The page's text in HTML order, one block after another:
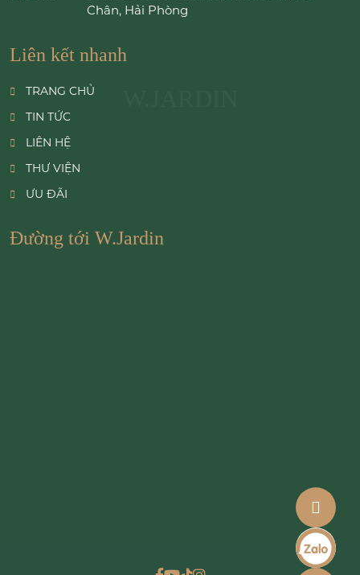
Chân, Hải Phòng
Liên kết nhanh
TRANG CHỦ
TIN TỨC
LIÊN HỆ
THƯ VIỆN
ƯU ĐÃI
Đường tới W.Jardin